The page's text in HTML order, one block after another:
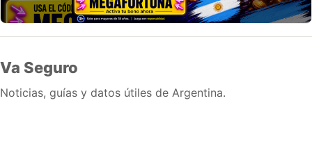
Va Seguro
Noticias, guías y datos útiles de Argentina.